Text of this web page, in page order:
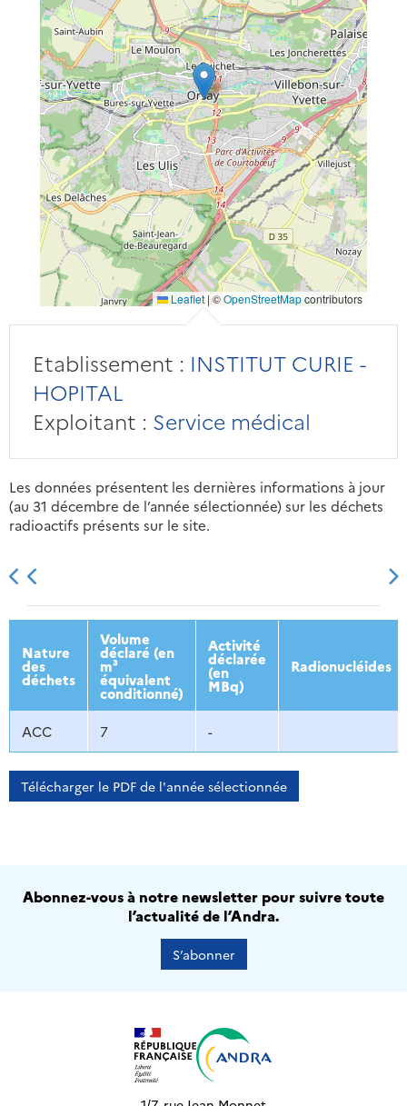
Leaflet |©OpenStreetMapcontributors
Etablissement : INSTITUT CURIE -
HOPITAL
Exploitant : Service médical
Les données présentent les dernières informations à jour
(au 31 décembre de l’année sélectionnée) sur les déchets
radioactifs présents sur le site.
2013 2014 2015 2016
Nature
des
déchets
Volume
déclaré (en
m³
équivalent
conditionné)
Activité
déclarée
(en
MBq)
Radionucléides
ACC 7 -
Télécharger le PDF de l'année sélectionnée
Abonnez-vous à notre newsletter pour suivre toute
l’actualité de l’Andra.
S’abonner